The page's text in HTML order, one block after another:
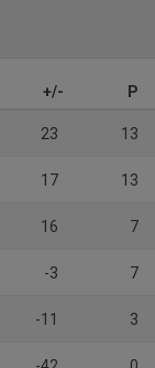
+/- P
23 13
17 13
16 7
-3 7
-11 3